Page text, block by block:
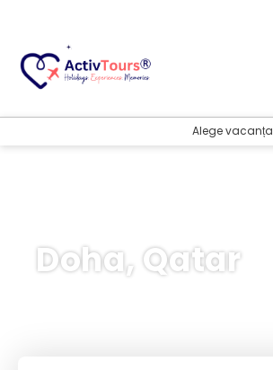
Alege vacanța
Doha, Qatar